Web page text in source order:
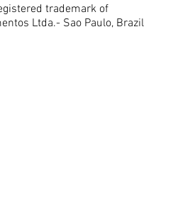
trademark of
Ltda.- Sao Paulo, Brazil